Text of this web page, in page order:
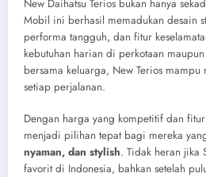
New Daihatsu Terios bukan hanya
Mobil ini berhasil memadukan desain
performa tangguh, dan fitur
kebutuhan harian di perkotaan
bersama keluarga, New Terios
setiap perjalanan.
Dengan harga yang kompetitif dan
menjadi pilihan tepat bagi mereka
nyaman, dan stylish. Tidak heran jika
favorit di Indonesia, bahkan setelah